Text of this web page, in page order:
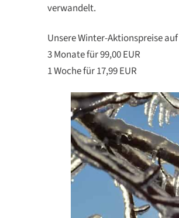
verwandelt.
Unsere Winter-Aktionspreise auf
3 Monate für 99,00 EUR
1 Woche für 17,99 EUR